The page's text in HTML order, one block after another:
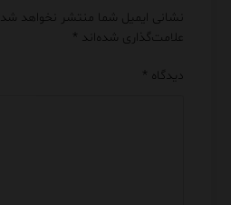
نشانی ایمیل شما منتشر نخواهد شد.
علامت‌گذاری شده‌اند *
دیدگاه *